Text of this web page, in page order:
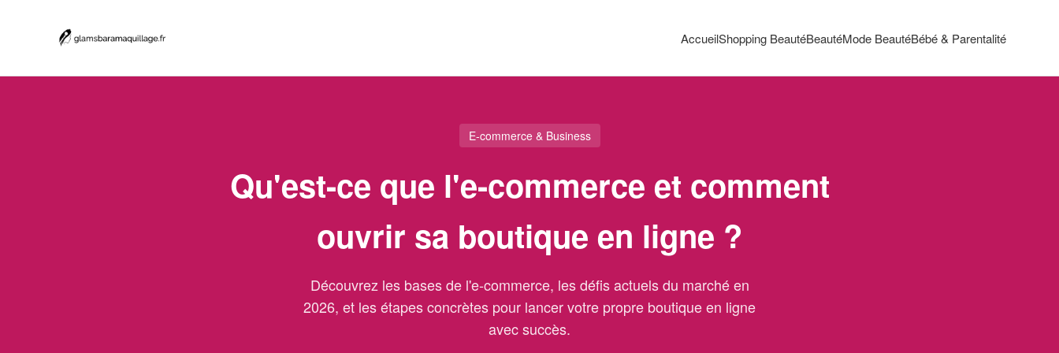
AccueilShopping BeautéBeautéMode BeautéBébé & Parentalité
E-commerce & Business
Qu'est-ce que l'e-commerce et comment
ouvrir sa boutique en ligne ?
Découvrez les bases de l'e-commerce, les défis actuels du marché en
2026, et les étapes concrètes pour lancer votre propre boutique en ligne
avec succès.